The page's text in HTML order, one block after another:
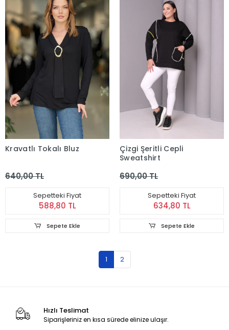
Kravatlı Tokalı Bluz
640,00 TL
Sepetteki Fiyat
588,80 TL
Sepete Ekle
Çizgi Şeritli Cepli
Sweatshirt
690,00 TL
Sepetteki Fiyat
634,80 TL
Sepete Ekle
1 2
Hızlı Teslimat
Siparişleriniz en kısa sürede elinize ulaşır.